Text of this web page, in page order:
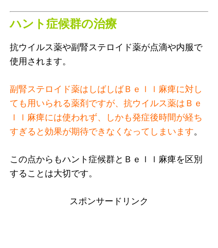
ハント症候群の治療
抗ウイルス薬や副腎ステロイド薬が点滴や内服で
使用されます。
副腎ステロイド薬はしばしばＢｅｌｌ麻痺に対し
ても用いられる薬剤ですが、抗ウイルス薬はＢｅ
ｌｌ麻痺には使われず、しかも発症後時間が経ち
すぎると効果が期待できなくなってしまいます。
この点からもハント症候群とＢｅｌｌ麻痺を区別
することは大切です。
スポンサードリンク